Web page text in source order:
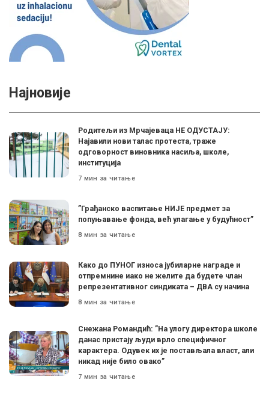
Најновије
Родитељи из Мрчајеваца НЕ ОДУСТАЈУ:
Најавили нови талас протеста, траже
одговорност виновника насиља, школе,
институција
7 мин за читање
”Грађанско васпитање НИЈЕ предмет за
попуњавање фонда, већ улагање у будућност”
8 мин за читање
Како до ПУНОГ износа јубиларне награде и
отпремнине иако не желите да будете члан
репрезентативног синдиката – ДВА су начина
8 мин за читање
Снежана Романдић: ”На улогу директора школе
данас пристају људи врло специфичног
карактера. Одувек их је постављала власт, али
никад није било овако”
7 мин за читање